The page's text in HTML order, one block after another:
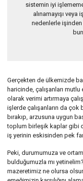
sistemin iyi
alınamayışı
nedenlerle
Gerçekten de ülkemizde
haricinde, çalışanları
olarak verimi artırmaya
işlerde çalışanların da çok
bırakıp, arzusuna uygun
toplum birleşik kaplar gibi
iş yerinin eskisinden pek
Peki, durumumuza ve
bulduğumuzla mı
mazeretimiz ne olursa